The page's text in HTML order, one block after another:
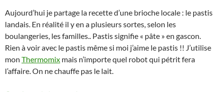
Aujourd’hui je partage la recette d’une brioche locale : le pastis
landais. En réalité il y en a plusieurs sortes, selon les
boulangeries, les familles.. Pastis signifie « pâte » en gascon.
Rien à voir avec le pastis même si moi j’aime le pastis !! J’utilise
mon Thermomix mais n’importe quel robot qui pétrit fera
l’affaire. On ne chauffe pas le lait.